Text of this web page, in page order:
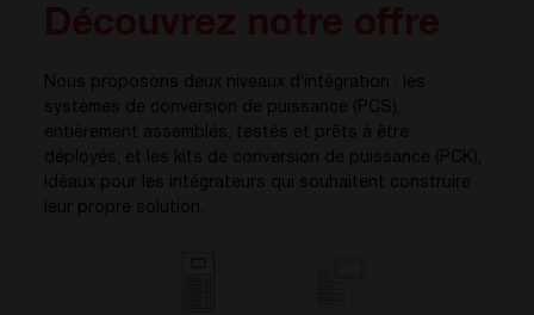
Nous proposons deux niveaux d’intégration : les
systèmes de conversion de puissance (PCS),
entièrement assemblés, testés et prêts à être
déployés, et les kits de conversion de puissance (PCK),
idéaux pour les intégrateurs qui souhaitent construire
leur propre solution.